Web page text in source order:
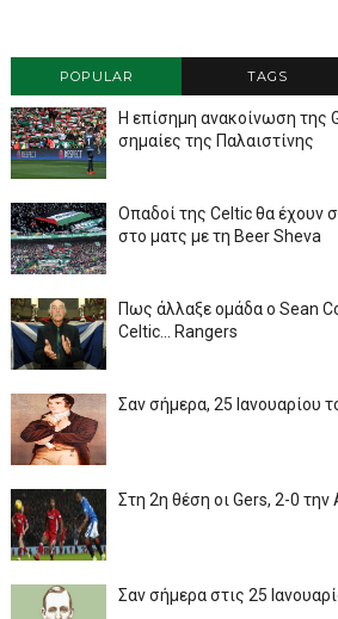
POPULAR TAGS
Η επίσημη ανακοίνωση της
σημαίες της Παλαιστίνης
Οπαδοί της Celtic θα έχουν
στο ματς με τη Beer Sheva
Πως άλλαξε ομάδα ο Sean
Celtic... Rangers
Σαν σήμερα, 25 Ιανουαρίου
Στη 2η θέση οι Gers, 2-0 την
Σαν σήμερα στις 25